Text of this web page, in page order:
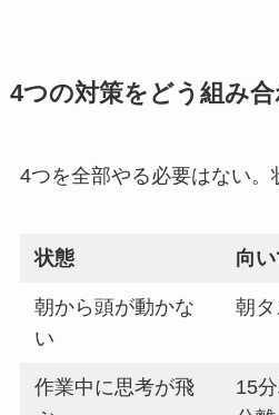
4つの対策をどう組み
4つを全部やる必要はない。
状態 向
朝から頭が動かな
い
朝
作業中に思考が飛
15